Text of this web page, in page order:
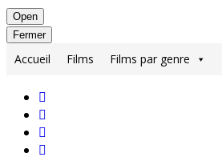
Open
Fermer
Accueil Films Films par genre